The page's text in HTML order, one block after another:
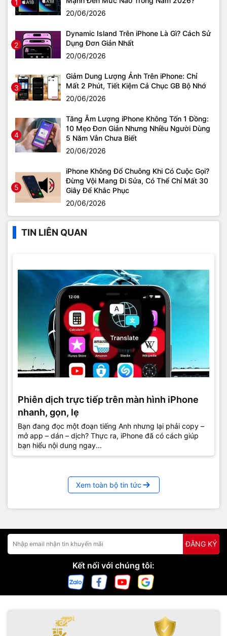
1
20/06/2026
2
Dynamic Island Trên iPhone Là Gì? Cách Sử
Dụng Đơn Giản Nhất
20/06/2026
3
Giảm Dung Lượng Ảnh Trên iPhone: Chỉ
Mất 2 Phút, Tiết Kiệm Cả Chục GB Bộ Nhớ
20/06/2026
4
Tăng Âm Lượng iPhone Không Tốn 1 Đồng:
10 Mẹo Đơn Giản Nhưng Nhiều Người Dùng
5 Năm Vẫn Chưa Biết
20/06/2026
5
iPhone Không Đổ Chuông Khi Có Cuộc Gọi?
Đừng Vội Mang Đi Sửa, Có Thể Chỉ Mất 30
Giây Để Khắc Phục
20/06/2026
TIN LIÊN QUAN
Phiên dịch trực tiếp trên màn hình iPhone
nhanh, gọn, lẹ
Bạn đang đọc một đoạn tiếng Anh nhưng lại phải copy –
mở app – dán – dịch? Thực ra, iPhone đã có cách giúp
bạn hiểu nội dung ngay...
Xem toàn bộ tin tức
ĐĂNG KÝ
Kết nối với chúng tôi: